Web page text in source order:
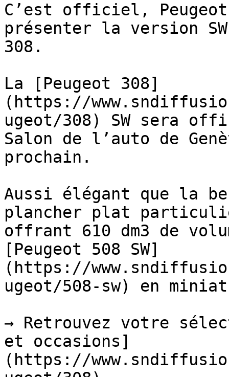
C’est officiel, Peugeot
présenter la version
308.
La [Peugeot 308]
(https://
ugeot/308) SW sera
Salon de l’auto de
prochain.
Aussi élégant que la
plancher plat
offrant 610 dm3 de
[Peugeot 508 SW]
(https://
ugeot/508-sw) en
→ Retrouvez votre
et occasions]
(https://